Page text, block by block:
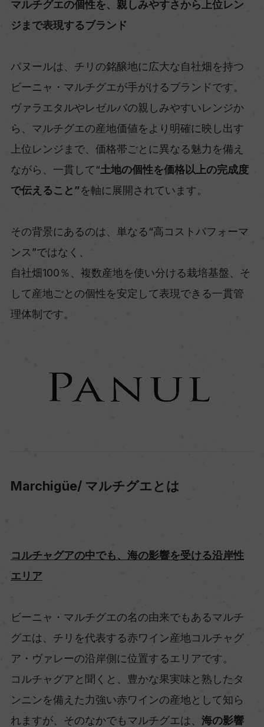
マルチグエの個性を、親しみやすさから上位レン
ジまで表現するブランド
パヌールは、チリの銘醸地に広大な自社畑を持つ
ビーニャ・マルチグエが手がけるブランドです。
ヴァラエタルやレゼルバの親しみやすいレンジか
ら、マルチグエの産地価値をより明確に映し出す
上位レンジまで、価格帯ごとに異なる魅力を備え
ながら、一貫して“土地の個性を価格以上の完成度
で伝えること”を軸に展開されています。
その背景にあるのは、単なる“高コストパフォーマ
ンス”ではなく、
自社畑100％、複数産地を使い分ける栽培基盤、そ
して産地ごとの個性を安定して表現できる一貫管
理体制です。
Marchigüe/ マルチグエとは
コルチャグアの中でも、海の影響を受ける沿岸性
エリア
ビーニャ・マルチグエの名の由来でもあるマルチ
グエは、チリを代表する赤ワイン産地コルチャグ
ア・ヴァレーの沿岸側に位置するエリアです。
コルチャグアと聞くと、豊かな果実味と熟したタ
ンニンを備えた力強い赤ワインの産地として知ら
れますが、そのなかでもマルチグエは、 海の影響